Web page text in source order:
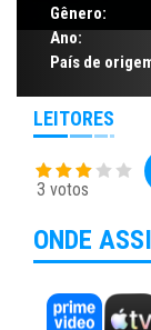
Gênero:
Ano:
País de
LEITORES
3 votos
ONDE